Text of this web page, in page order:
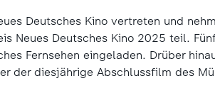
Deutsches Kino vertreten und
Neues Deutsches Kino 2025 teil.
Fernsehen eingeladen. Drüber
der diesjährige Abschlussfilm des